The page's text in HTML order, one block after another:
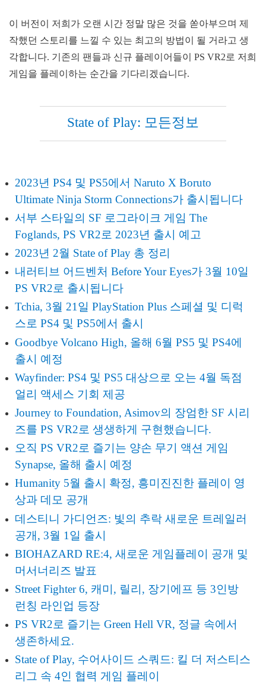
이 버전이 저희가 오랜 시간 정말 많은 것을 쏟아부으며 제
작했던 스토리를 느낄 수 있는 최고의 방법이 될 거라고 생
각합니다. 기존의 팬들과 신규 플레이어들이 PS VR2로 저희
게임을 플레이하는 순간을 기다리겠습니다.
State of Play: 모든정보
2023년 PS4 및 PS5에서 Naruto X Boruto
Ultimate Ninja Storm Connections가 출시됩니다
서부 스타일의 SF 로그라이크 게임 The
Foglands, PS VR2로 2023년 출시 예고
2023년 2월 State of Play 총 정리
내러티브 어드벤처 Before Your Eyes가 3월 10일
PS VR2로 출시됩니다
Tchia, 3월 21일 PlayStation Plus 스페셜 및 디럭
스로 PS4 및 PS5에서 출시
Goodbye Volcano High, 올해 6월 PS5 및 PS4에
출시 예정
Wayfinder: PS4 및 PS5 대상으로 오는 4월 독점
얼리 액세스 기회 제공
Journey to Foundation, Asimov의 장엄한 SF 시리
즈를 PS VR2로 생생하게 구현했습니다.
오직 PS VR2로 즐기는 양손 무기 액션 게임
Synapse, 올해 출시 예정
Humanity 5월 출시 확정, 흥미진진한 플레이 영
상과 데모 공개
데스티니 가디언즈: 빛의 추락 새로운 트레일러
공개, 3월 1일 출시
BIOHAZARD RE:4, 새로운 게임플레이 공개 및
머서너리즈 발표
Street Fighter 6, 캐미, 릴리, 장기에프 등 3인방
런칭 라인업 등장
PS VR2로 즐기는 Green Hell VR, 정글 속에서
생존하세요.
State of Play, 수어사이드 스쿼드: 킬 더 저스티스
리그 속 4인 협력 게임 플레이